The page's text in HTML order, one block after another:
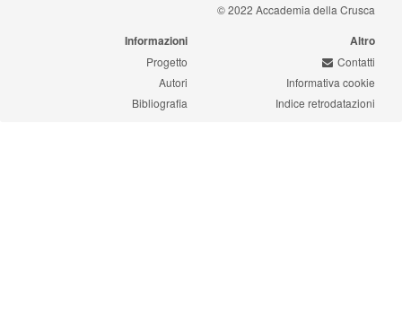
© 2022 Accademia della Crusca
Informazioni
Progetto
Autori
Bibliografia
Altro
Contatti
Informativa cookie
Indice retrodatazioni